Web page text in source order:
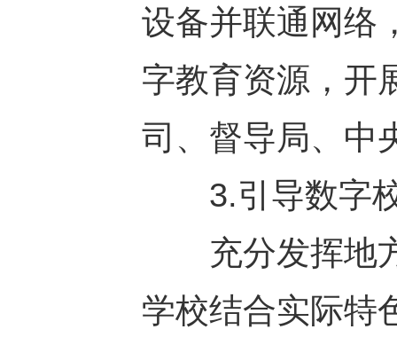
设备并联通网络
字教育资源，开
司、督导局、中
3.引导数字校
充分发挥地方
学校结合实际特